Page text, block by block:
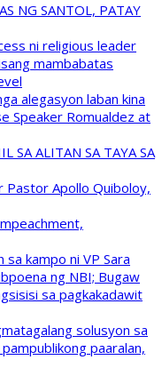
NG SANTOL, PATAY
ni religious leader
mambabatas
alegasyon laban kina
Speaker Romualdez at
SA ALITAN SA TAYA SA
Pastor Apollo Quiboloy,
kampo ni VP Sara
ng NBI; Bugaw
sa pagkakadawit
solusyon sa
paaralan,